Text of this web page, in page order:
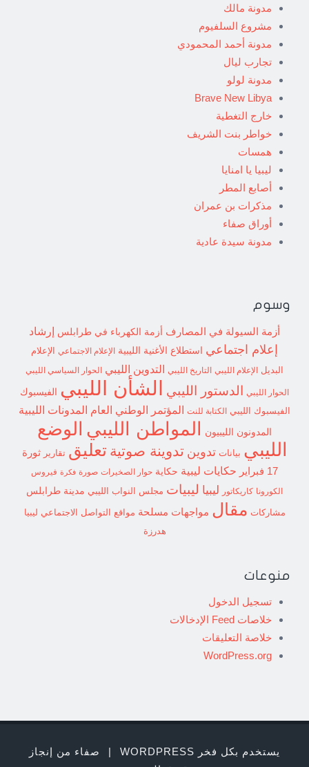
مدونة مالك
مشروع السلفيوم
مدونة أحمد المحمودي
تجارب ليال
مدونة لولو
Brave New Libya
خارج التغطية
خواطر بنت الشريف
همسات
ليبيا يا امنايا
أصابع المطر
مذكرات بن عمران
أوراق صفاء
مدونة سيدة عادية
وسوم
أزمة السيولة في المصارف أزمة الكهرباء في طرابلس إرشاد
إعلام اجتماعي استطلاع الأغنية الليبية الإعلام الاجتماعي
الإعلام
البديل الإعلام الليبي التاريخ الليبي التدوين الليبي الحوار السياسي الليبي
الحوار الليبي الدستور الليبي الشأن الليبي الفيسبوك
الفيسبوك الليبي الكتابة للنت المؤتمر الوطني العام المدونات الليبية
المدونون الليبيون المواطن الليبي الوضع
الليبي بيانات تدوين تدوينة صوتية تعليق تقارير
ثورة
17 فبراير
حكايات ليبية حكاية حوار الصخيرات صورة فكرة فيروس
الكورونا كاريكاتور ليبيا ليبيات مجلس النواب الليبي مدينة طرابلس
مشاركات مقال مواجهات مسلحة مواقع التواصل الاجتماعي ليبيا
هدرزة
منوعات
تسجيل الدخول
خلاصات Feed الإدخالات
خلاصة التعليقات
WordPress.org
يستخدم بكل فخر WORDPRESS |
صفاء من إنجاز